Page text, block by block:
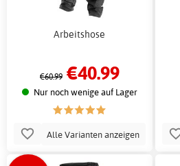
Arbeitshose
€60.99 €40.99
Nur noch wenige auf Lager
Alle Varianten anzeigen